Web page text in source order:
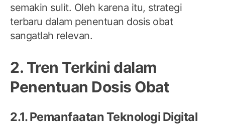
semakin sulit. Oleh karena itu, strategi
terbaru dalam penentuan dosis obat
sangatlah relevan.
2. Tren Terkini dalam
Penentuan Dosis Obat
2.1. Pemanfaatan Teknologi Digital